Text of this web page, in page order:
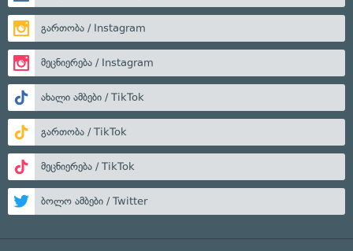
გართობა / Instagram
მეცნიერება / Instagram
ახალი ამბები / TikTok
გართობა / TikTok
მეცნიერება / TikTok
ბოლო ამბები / Twitter